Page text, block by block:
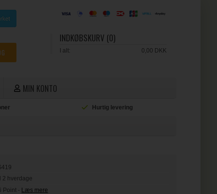
INDKØBSKURV (0)
I alt: 0,00 DKK
MIN KONTO
Hurtig levering
2 hverdage
Point - Læs mere